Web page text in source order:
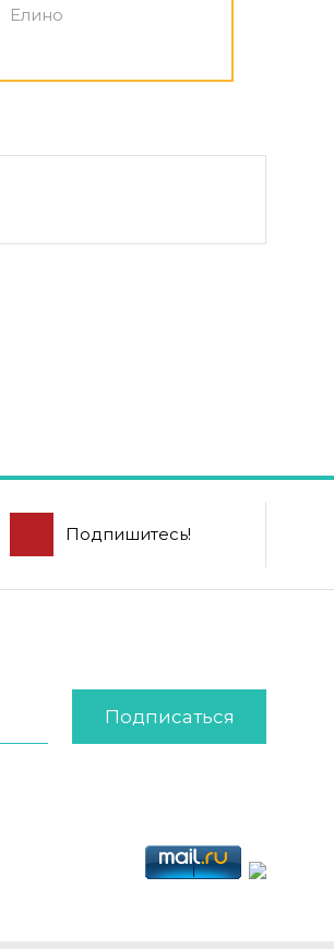
Елино
Подпишитесь!
Подписаться